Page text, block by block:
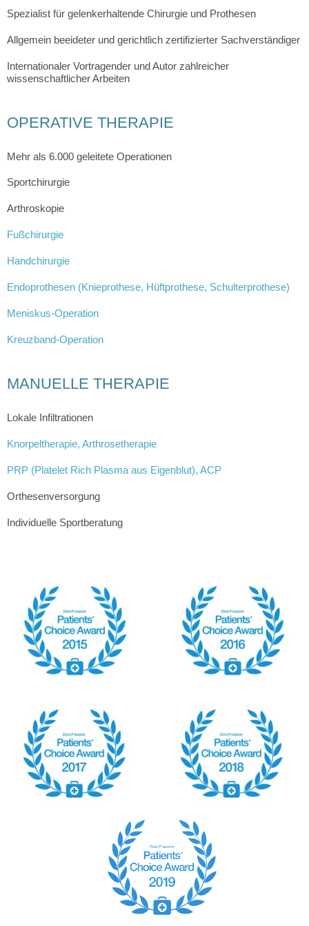
Spezialist für gelenkerhaltende Chirurgie und Prothesen
Allgemein beeideter und gerichtlich zertifizierter Sachverständiger
Internationaler Vortragender und Autor zahlreicher
wissenschaftlicher Arbeiten
OPERATIVE THERAPIE
Mehr als 6.000 geleitete Operationen
Sportchirurgie
Arthroskopie
Fußchirurgie
Handchirurgie
Endoprothesen (Knieprothese, Hüftprothese, Schulterprothese)
Meniskus-Operation
Kreuzband-Operation
MANUELLE THERAPIE
Lokale Infiltrationen
Knorpeltherapie, Arthrosetherapie
PRP (Platelet Rich Plasma aus Eigenblut), ACP
Orthesenversorgung
Individuelle Sportberatung